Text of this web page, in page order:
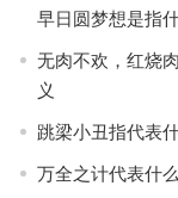
早日圆梦想是指
无肉不欢，红烧
义
跳梁小丑指代表
万全之计代表什